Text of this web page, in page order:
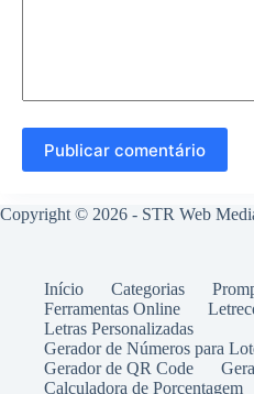
Publicar comentário
Copyright © 2026 - STR Web
Início Categorias
Ferramentas Online
Letras Personalizadas
Gerador de Números para
Gerador de QR Code
Calculadora de Porcentagem